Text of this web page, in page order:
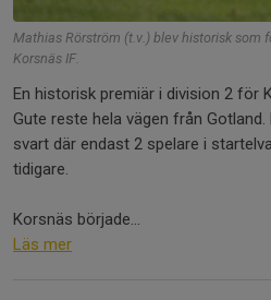
Mathias Rörström (t.v.) blev historisk som
Korsnäs IF.
En historisk premiär i division 2 för
Gute reste hela vägen från
svart där endast 2 spelare i
tidigare.
Korsnäs började...
Läs mer